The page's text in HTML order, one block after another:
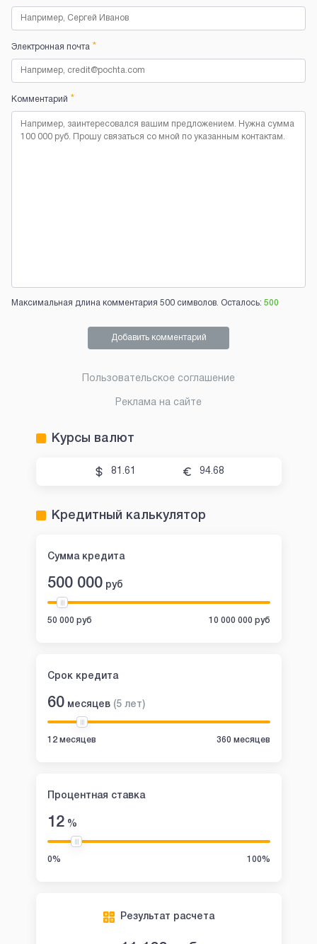
Электронная почта *
Комментарий *
Максимальная длина комментария 500 символов. Осталось: 500
Добавить комментарий
Пользовательское соглашение
Реклама на сайте
Курсы валют
81.61 94.68
Кредитный калькулятор
Сумма кредита
500 000 руб
50 000 руб 10 000 000 руб
Срок кредита
60 месяцев (5 лет)
12 месяцев 360 месяцев
Процентная ставка
12%
0% 100%
Результат расчета